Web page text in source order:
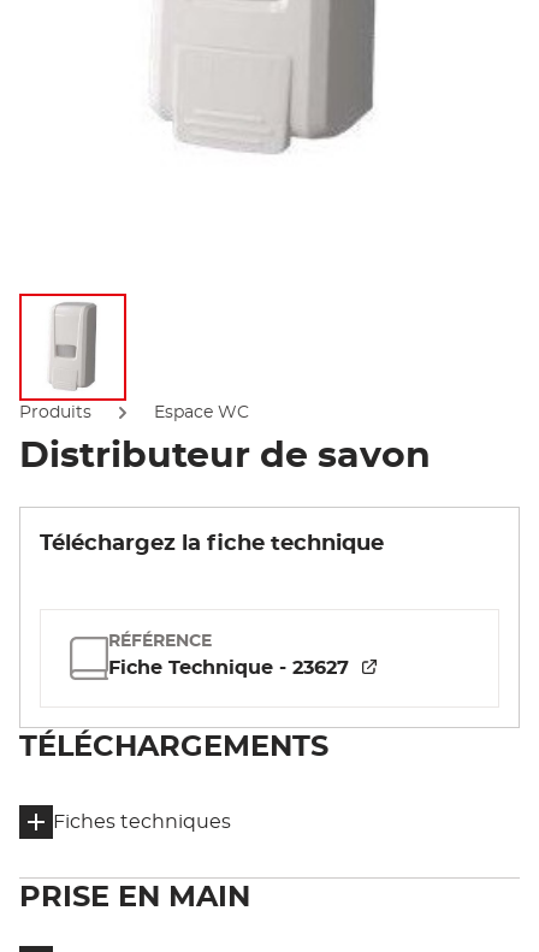
Afficher l'image
Produits Espace WC
Distributeur de savon
Téléchargez la fiche technique
RÉFÉRENCE
Fiche Technique - 23627
TÉLÉCHARGEMENTS
Fiches techniques
PRISE EN MAIN